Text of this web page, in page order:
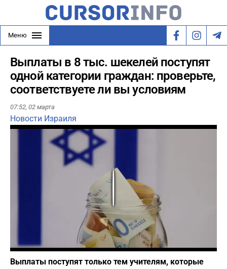
Меню
Выплаты в 8 тыс. шекелей поступят
одной категории граждан: проверьте,
соответствуете ли вы условиям
07:52, 02 марта
Новости Израиля
Фото: depositphotos.com
Выплаты поступят только тем учителям, которые